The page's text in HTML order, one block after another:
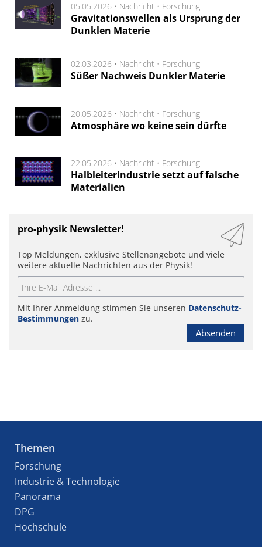
05.05.2026 • Nachricht • Forschung
Gravitationswellen als Ursprung der
Dunklen Materie
02.03.2026 • Nachricht • Forschung
Süßer Nachweis Dunkler Materie
20.05.2026 • Nachricht • Forschung
Atmosphäre wo keine sein dürfte
22.05.2026 • Nachricht • Forschung
Halbleiterindustrie setzt auf falsche
Materialien
pro-physik Newsletter!
Top Meldungen, exklusive Stellenangebote und viele
weitere aktuelle Nachrichten aus der Physik!
Mit Ihrer Anmeldung stimmen Sie unseren Datenschutz-
Bestimmungen zu.
Absenden
Themen
Forschung
Industrie & Technologie
Panorama
DPG
Hochschule